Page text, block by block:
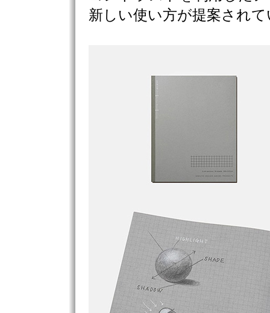
新しい使い方が提案され